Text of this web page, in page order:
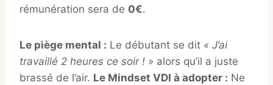
rémunération sera de 0€.
Le piège mental : Le débutant se dit « J’ai
travaillé 2 heures ce soir ! » alors qu’il a juste
brassé de l’air. Le Mindset VDI à adopter : Ne